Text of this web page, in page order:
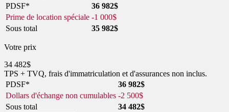
PDSF*
36 982$
Prime de location spéciale -1 000$
Sous total
35 982$
Votre prix
34 482$
TPS + TVQ, frais d'immatriculation et d'assurances non inclus.
PDSF*
36 982$
Dollars d'échange non cumulables -2 500$
Sous total
34 482$